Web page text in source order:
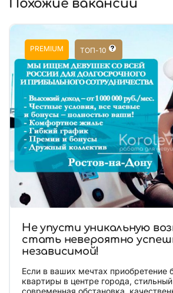
Похожие вакансии
PREMIUM ТОП-10
Не упусти уникальную
стать невероятно
независимой!
Если в ваших мечтах приобретение
квартиры в центре города,
современная обстановка,